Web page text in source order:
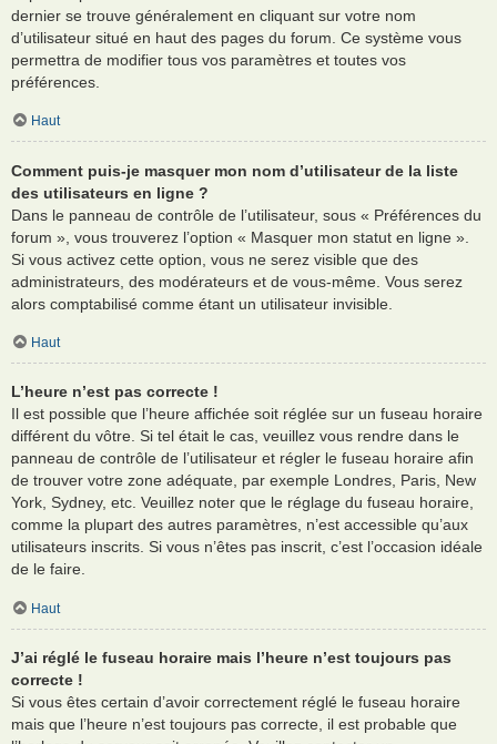
dernier se trouve généralement en cliquant sur votre nom
d’utilisateur situé en haut des pages du forum. Ce système vous
permettra de modifier tous vos paramètres et toutes vos
préférences.
Haut
Comment puis-je masquer mon nom d’utilisateur de la liste
des utilisateurs en ligne ?
Dans le panneau de contrôle de l’utilisateur, sous « Préférences du
forum », vous trouverez l’option « Masquer mon statut en ligne ».
Si vous activez cette option, vous ne serez visible que des
administrateurs, des modérateurs et de vous-même. Vous serez
alors comptabilisé comme étant un utilisateur invisible.
Haut
L’heure n’est pas correcte !
Il est possible que l’heure affichée soit réglée sur un fuseau horaire
différent du vôtre. Si tel était le cas, veuillez vous rendre dans le
panneau de contrôle de l’utilisateur et régler le fuseau horaire afin
de trouver votre zone adéquate, par exemple Londres, Paris, New
York, Sydney, etc. Veuillez noter que le réglage du fuseau horaire,
comme la plupart des autres paramètres, n’est accessible qu’aux
utilisateurs inscrits. Si vous n’êtes pas inscrit, c’est l’occasion idéale
de le faire.
Haut
J’ai réglé le fuseau horaire mais l’heure n’est toujours pas
correcte !
Si vous êtes certain d’avoir correctement réglé le fuseau horaire
mais que l’heure n’est toujours pas correcte, il est probable que